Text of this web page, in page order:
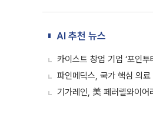
AI 추천 뉴스
카이스트 창업 기업 ‘포인
파인메딕스, 국가 핵심 의료
기가레인, 美 페러렐와이